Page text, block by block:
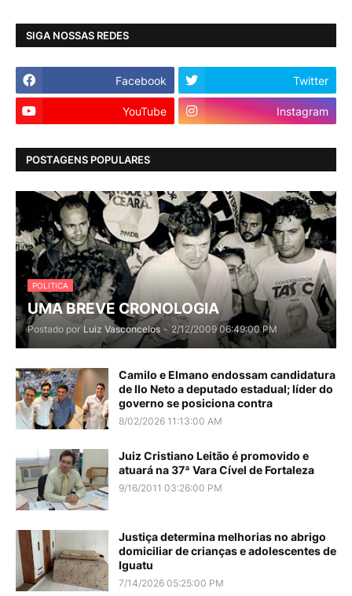
SIGA NOSSAS REDES
Facebook Twitter
YouTube Instagram
POSTAGENS POPULARES
POLITICA
UMA BREVE CRONOLOGIA
Postado por Luiz Vasconcelos - 2/12/2009 06:49:00 PM
Camilo e Elmano endossam candidatura
de Ilo Neto a deputado estadual; líder do
governo se posiciona contra
8/02/2026 11:13:00 AM
Juiz Cristiano Leitão é promovido e
atuará na 37ª Vara Cível de Fortaleza
9/16/2011 03:26:00 PM
Justiça determina melhorias no abrigo
domiciliar de crianças e adolescentes de
Iguatu
7/14/2026 05:25:00 PM